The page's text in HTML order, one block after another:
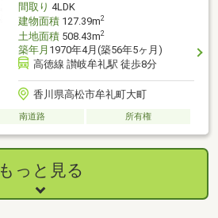
間取り 4LDK
建物面積127.39m2
土地面積508.43m2
築年月 1970年4月(築56年5ヶ月)
高徳線 讃岐牟礼駅 徒歩8分
香川県高松市牟礼町大町
南道路 所有権
もっと見る